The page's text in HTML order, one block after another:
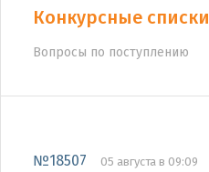
Конкурсные списки
Вопросы по поступлению
№18507 05 августа в 09:09